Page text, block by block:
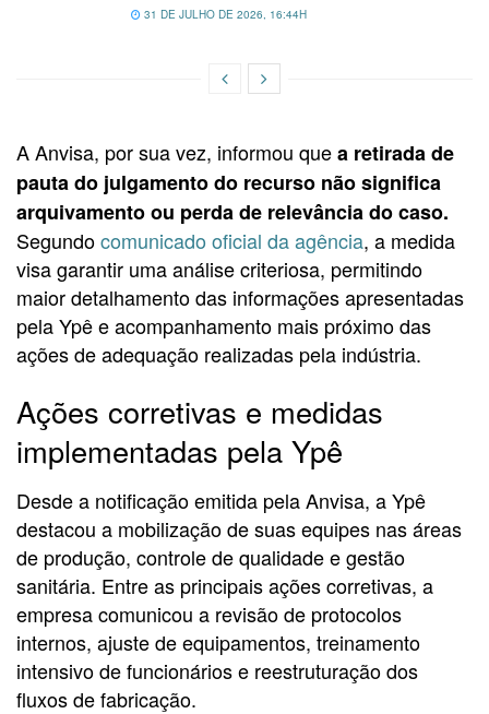
31 DE JULHO DE 2026, 16:44H
A Anvisa, por sua vez, informou quea retirada de
pauta do julgamento do recurso não significa
arquivamento ou perda de relevância do caso.
Segundocomunicado oficial da agência, a medida
visa garantir uma análise criteriosa, permitindo
maior detalhamento das informações apresentadas
pela Ypê e acompanhamento mais próximo das
ações de adequação realizadas pela indústria.
Ações corretivas e medidas
implementadas pela Ypê
Desde a notificação emitida pela Anvisa, a Ypê
destacou a mobilização de suas equipes nas áreas
de produção, controle de qualidade e gestão
sanitária. Entre as principais ações corretivas, a
empresa comunicou a revisão de protocolos
internos, ajuste de equipamentos, treinamento
intensivo de funcionários e reestruturação dos
fluxos de fabricação.